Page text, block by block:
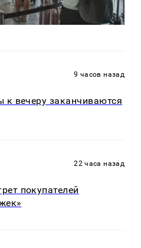
9 часов назад
к вечеру заканчиваются
22 часа назад
покупателей